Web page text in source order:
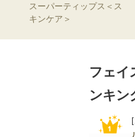
スーパーティップス＜ス
キンケア＞
フェイ
ンキン